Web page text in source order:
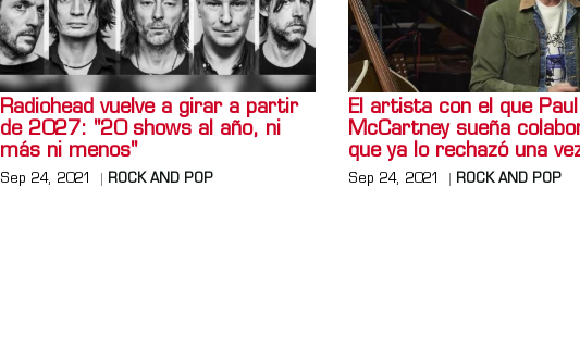
Radiohead vuelve a girar a partir
de 2027: "20 shows al año, ni
más ni menos"
Sep 24, 2021 ROCK AND POP
El artista con el que Paul
McCartney sueña
que ya lo rechazó una
Sep 24, 2021 ROCK AND POP